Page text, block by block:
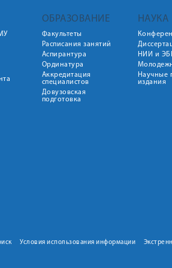
ОБРАЗОВАНИЕ
Факультеты
Расписания занятий
Аспирантура
Ординатура
Аккредитация
специалистов
Довузовская
подготовка
НАУКА
НИИ и
Научные
издания
Условия использования информации